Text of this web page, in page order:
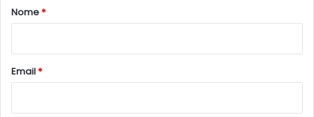
r
*
Nome*
Email*